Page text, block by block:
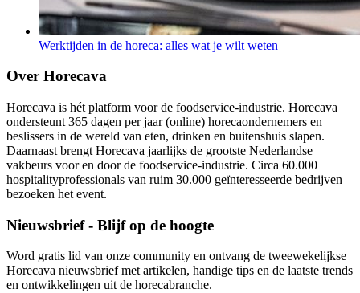
Werktijden in de horeca: alles wat je wilt weten
Over Horecava
Horecava is hét platform voor de foodservice-industrie. Horecava
ondersteunt 365 dagen per jaar (online) horecaondernemers en
beslissers in de wereld van eten, drinken en buitenshuis slapen.
Daarnaast brengt Horecava jaarlijks de grootste Nederlandse
vakbeurs voor en door de foodservice-industrie. Circa 60.000
hospitalityprofessionals van ruim 30.000 geïnteresseerde bedrijven
bezoeken het event.
Nieuwsbrief - Blijf op de hoogte
Word gratis lid van onze community en ontvang de tweewekelijkse
Horecava nieuwsbrief met artikelen, handige tips en de laatste trends
en ontwikkelingen uit de horecabranche.